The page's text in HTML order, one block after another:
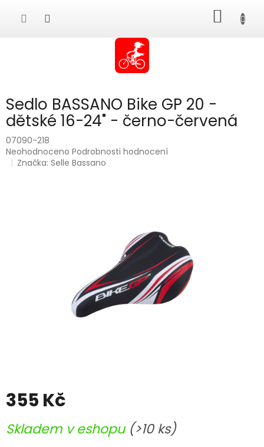
KOŠÍK
Sedlo BASSANO Bike GP 20 -
dětské 16-24" - černo-červená
07090-218
Průměrné
hodnocení
Neohodnoceno Podrobnosti hodnocení
Značka:Selle Bassano
355 Kč
cena:
Skladem v eshopu (>10 ks)